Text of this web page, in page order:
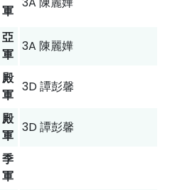
軍
亞
軍
3A 陳麗嬅
殿
軍
3D 譚彭馨
殿
軍
3D 譚彭馨
季
軍